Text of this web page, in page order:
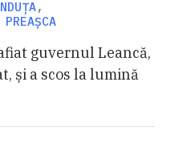
,
guvernul Leancă,
și a scos la lumină